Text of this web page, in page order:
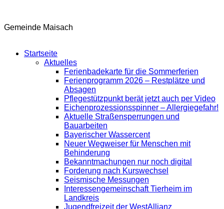
Gemeinde Maisach
Startseite
Aktuelles
Ferienbadekarte für die Sommerferien
Ferienprogramm 2026 – Restplätze und
Absagen
Pflegestützpunkt berät jetzt auch per Video
Eichenprozessionsspinner – Allergiegefahr!
Aktuelle Straßensperrungen und
Bauarbeiten
Bayerischer Wassercent
Neuer Wegweiser für Menschen mit
Behinderung
Bekanntmachungen nur noch digital
Forderung nach Kurswechsel
Seismische Messungen
Interessengemeinschaft Tierheim im
Landkreis
Jugendfreizeit der WestAllianz